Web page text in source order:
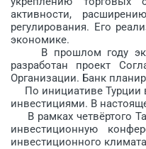
активности,
регулирования. Его
экономике.
В прошлом году
разработан проект
Организации. Банк
По инициативе Турции
инвестициями. В
В рамках четвёртого
инвестиционную
инвестиционного